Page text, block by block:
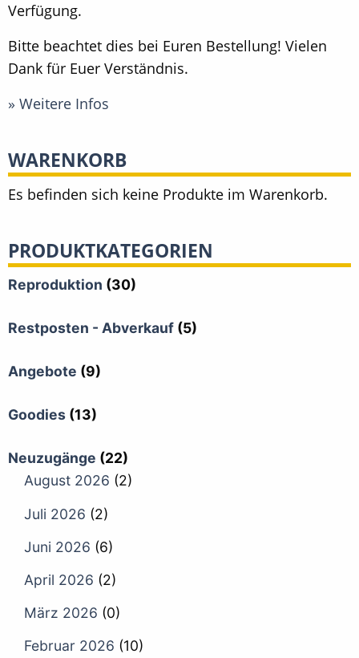
Verfügung.
Bitte beachtet dies bei Euren Bestellung! Vielen
Dank für Euer Verständnis.
» Weitere Infos
WARENKORB
Es befinden sich keine Produkte im Warenkorb.
PRODUKTKATEGORIEN
Reproduktion (30)
Restposten - Abverkauf (5)
Angebote (9)
Goodies (13)
Neuzugänge (22)
August 2026 (2)
Juli 2026 (2)
Juni 2026 (6)
April 2026 (2)
März 2026 (0)
Februar 2026 (10)